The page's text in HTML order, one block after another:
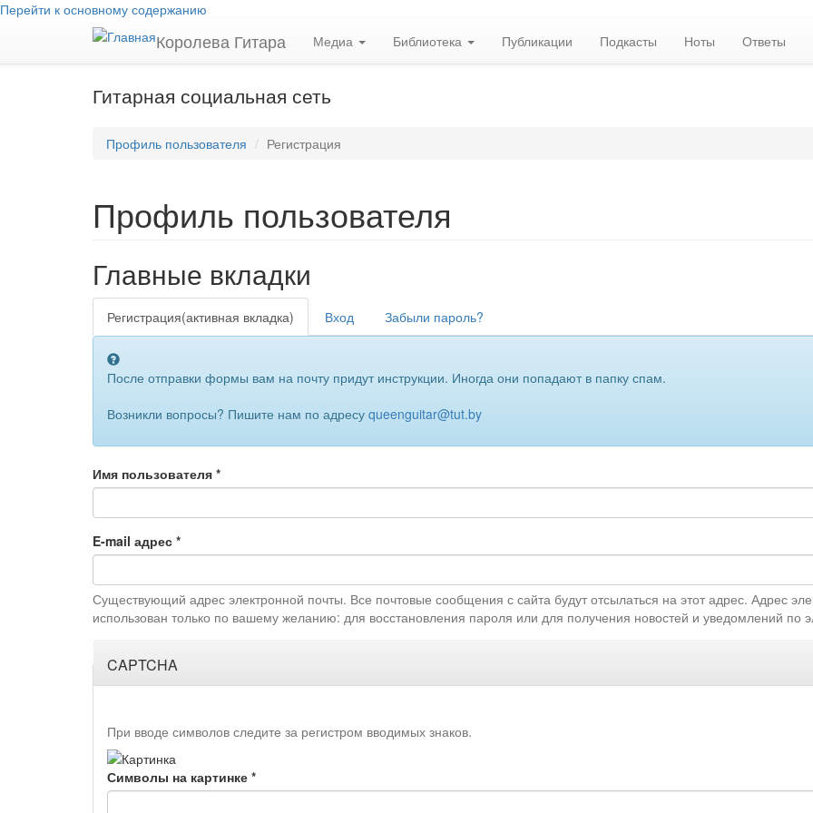
Перейти к основному содержанию
Королева Гитара Медиа Библиотека Публикации Подкасты Ноты Ответы
Гитарная социальная сеть
Профиль пользователя Регистрация
Профиль пользователя
Главные вкладки
Регистрация(активная вкладка) Вход Забыли пароль?
После отправки формы вам на почту придут инструкции. Иногда они попадают в папку спам.
Возникли вопросы? Пишите нам по адресу queenguitar@tut.by
Имя пользователя *
E-mail адрес *
Существующий адрес электронной почты. Все почтовые сообщения с сайта будут отсылаться на этот адрес. Адрес
использован только по вашему желанию: для восстановления пароля или для получения новостей и уведомлений по
CAPTCHA
При вводе символов следите за регистром вводимых знаков.
Символы на картинке *